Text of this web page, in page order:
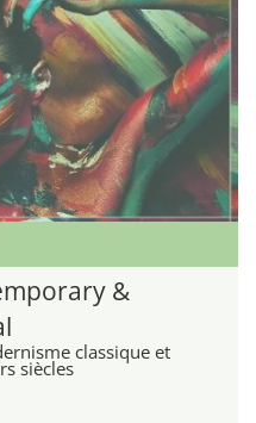
&
classique et
siècles